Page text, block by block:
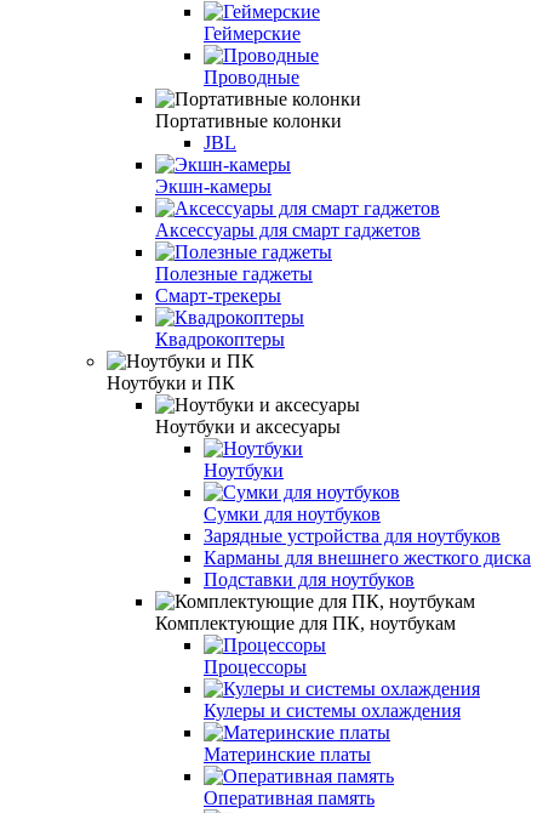
Геймерские
Проводные
Портативные колонки
JBL
Экшн-камеры
Аксессуары для смарт гаджетов
Полезные гаджеты
Смарт-трекеры
Квадрокоптеры
Ноутбуки и ПК
Ноутбуки и аксесуары
Ноутбуки
Сумки для ноутбуков
Зарядные устройства для ноутбуков
Карманы для внешнего жесткого диска
Подставки для ноутбуков
Комплектующие для ПК, ноутбукам
Процессоры
Кулеры и системы охлаждения
Материнские платы
Оперативная память